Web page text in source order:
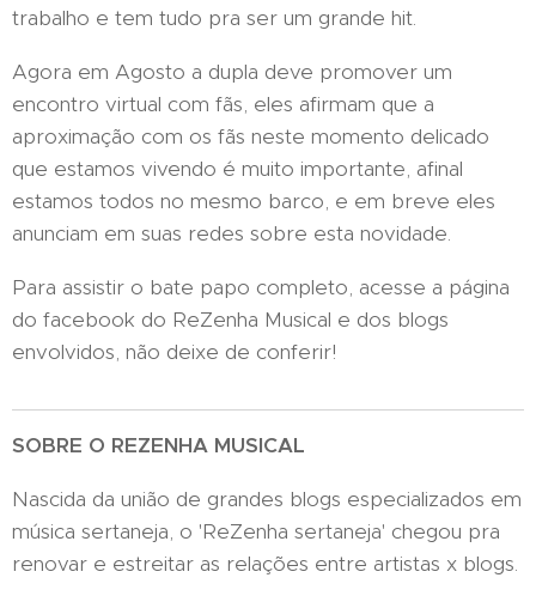
trabalho e tem tudo pra ser um grande hit.
Agora em Agosto a dupla deve promover um
encontro virtual com fãs, eles afirmam que a
aproximação com os fãs neste momento delicado
que estamos vivendo é muito importante, afinal
estamos todos no mesmo barco, e em breve eles
anunciam em suas redes sobre esta novidade.
Para assistir o bate papo completo, acesse a página
do facebook do ReZenha Musical e dos blogs
envolvidos, não deixe de conferir!
SOBRE O REZENHA MUSICAL
Nascida da união de grandes blogs especializados em
música sertaneja, o 'ReZenha sertaneja' chegou pra
renovar e estreitar as relações entre artistas x blogs.